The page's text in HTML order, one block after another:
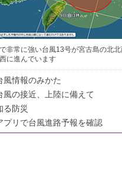
非常に強い台風13号が宮古島の北
に進んでいます
風情報のみかた
風の接近、上陸に備えて
る防災
プリで台風進路予報を確認